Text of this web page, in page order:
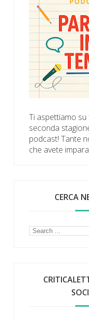
Ti aspettiamo su
seconda
podcast! Tante
che avete
CERCA